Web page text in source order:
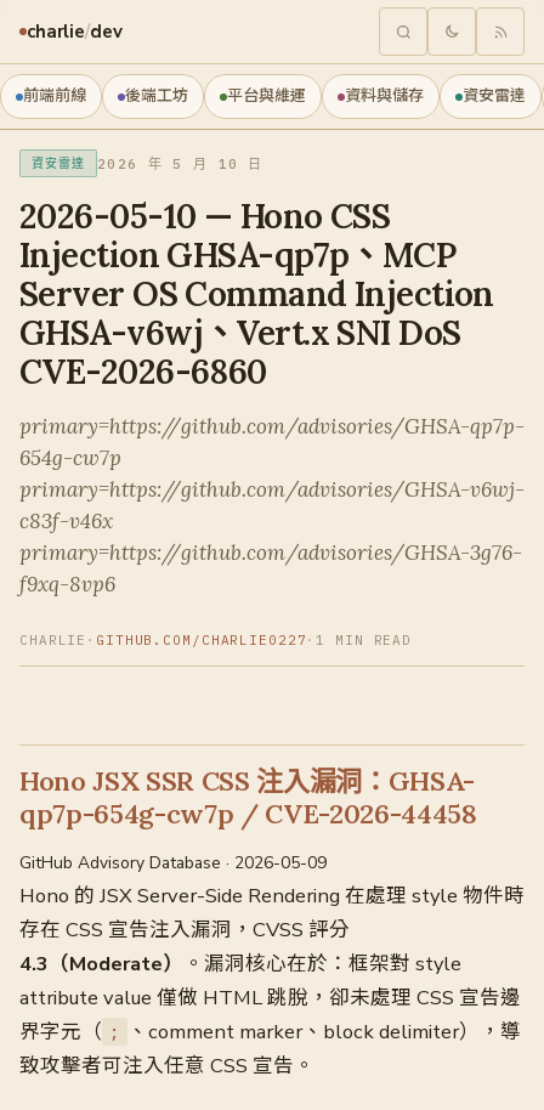
charlie/dev
前端前線 後端工坊 平台與維運 資料與儲存 資安雷達
資安雷達 2026 年 5 月 10 日
2026-05-10 — Hono CSS
Injection GHSA-qp7p、MCP
Server OS Command Injection
GHSA-v6wj、Vert.x SNI DoS
CVE-2026-6860
primary=https://github.com/advisories/GHSA-qp7p-
654g-cw7p
primary=https://github.com/advisories/GHSA-v6wj-
c83f-v46x
primary=https://github.com/advisories/GHSA-3g76-
f9xq-8vp6
CHARLIE · GITHUB.COM/CHARLIE0227 · 1 MIN READ
Hono JSX SSR CSS 注入漏洞：GHSA-
qp7p-654g-cw7p / CVE-2026-44458
GitHub Advisory Database · 2026-05-09
Hono 的 JSX Server-Side Rendering 在處理 style 物件時
存在 CSS 宣告注入漏洞，CVSS 評分
4.3（Moderate）
。漏洞核心在於：框架對 style
attribute value 僅做 HTML 跳脫，卻未處理 CSS 宣告邊
界字元（ ;
、comment marker、block delimiter），導
致攻擊者可注入任意 CSS 宣告。